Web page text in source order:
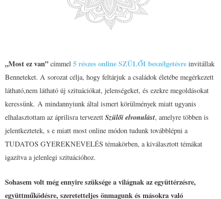
„Most ez van” címmel 5 részes online SZÜLŐI beszélgetésre invitállak
Benneteket. A sorozat célja, hogy feltárjuk a családok életébe megérkezett
látható,nem látható új szituációkat, jelenségeket, és ezekre megoldásokat
keressünk. A mindannyiunk által ismert körülmények miatt ugyanis
elhalasztottam az áprilisra tervezett Szülői elvonulást, amelyre többen is
jelentkeztetek, s e miatt most online módon tudunk továbblépni a
TUDATOS GYEREKNEVELÉS témakörben, a kiválasztott témákat
igazítva a jelenlegi szituációhoz.
Sohasem volt még ennyire szüksége a világnak az együttérzésre,
együttműködésre, szeretetteljes önmagunk és másokra való